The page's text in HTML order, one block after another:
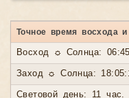
Точное время восхода
Восход ☼ Солнца:
Заход ☼ Солнца:
Световой день: 11